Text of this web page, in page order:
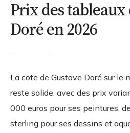
Prix des tableaux
Doré en 2026
La cote de Gustave Doré sur le
reste solide, avec des prix
000 euros pour ses peintures, de
sterling pour ses dessins et